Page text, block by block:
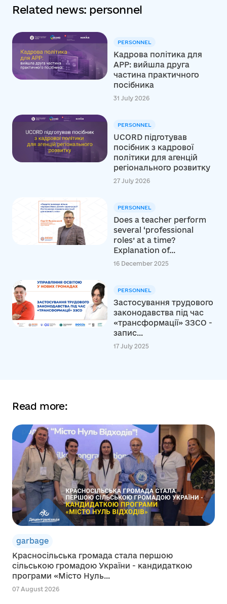
Related news: personnel
PERSONNEL
Кадрова політика для
АРР: вийшла друга
частина практичного
посібника
31 July 2026
PERSONNEL
UCORD підготував
посібник з кадрової
політики для агенцій
регіонального розвитку
27 July 2026
PERSONNEL
Does a teacher perform
several ‘professional
roles’ at a time?
Explanation of...
16 December 2025
PERSONNEL
Застосування трудового
законодавства під час
«трансформації» ЗЗСО -
запис...
17 July 2025
Read more:
garbage
Красносільська громада стала першою
сільською громадою України - кандидаткою
програми «Місто Нуль...
07 August 2026